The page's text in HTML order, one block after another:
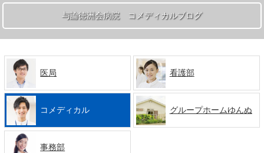
与論徳洲会病院 コメディカルブログ
医局 看護部
コメディカル グループホームゆんぬ
事務部